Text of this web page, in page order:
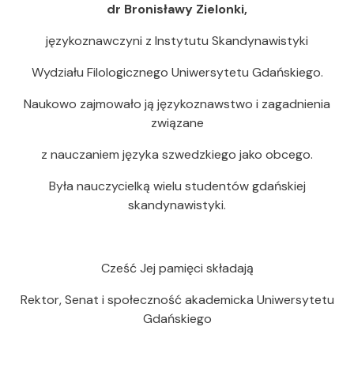
dr Bronisławy Zielonki,
językoznawczyni z Instytutu Skandynawistyki
Wydziału Filologicznego Uniwersytetu Gdańskiego.
Naukowo zajmowało ją językoznawstwo i zagadnienia
związane
z nauczaniem języka szwedzkiego jako obcego.
Była nauczycielką wielu studentów gdańskiej
skandynawistyki.
Cześć Jej pamięci składają
Rektor, Senat i społeczność akademicka Uniwersytetu
Gdańskiego